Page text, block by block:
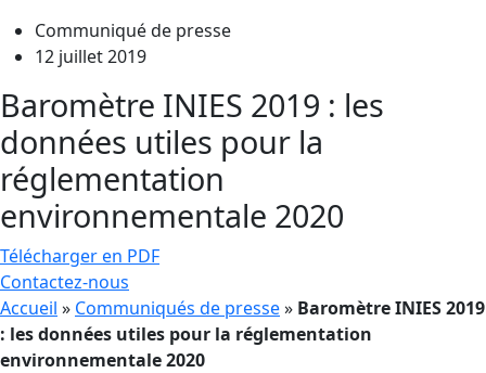
Communiqué de presse
12 juillet 2019
Baromètre INIES 2019 : les
données utiles pour la
réglementation
environnementale 2020
Télécharger en PDF
Contactez-nous
Accueil » Communiqués de presse» Baromètre INIES 2019
: les données utiles pour la réglementation
environnementale 2020